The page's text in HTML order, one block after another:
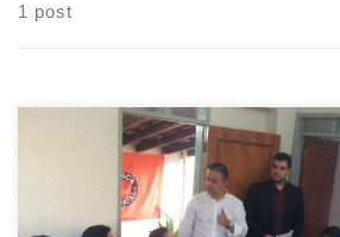
1 post
A Feessemg, juntamente com o Sintralab-
cerca de 30 trabalhadores do Laboratório